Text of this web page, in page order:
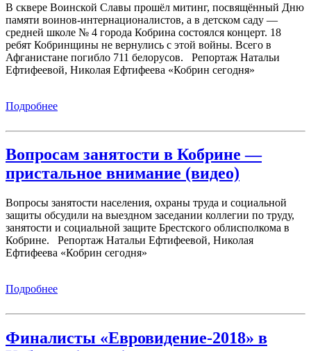
В сквере Воинской Славы прошёл митинг, посвящённый Дню
памяти воинов-интернационалистов, а в детском саду —
средней школе № 4 города Кобрина состоялся концерт. 18
ребят Кобринщины не вернулись с этой войны. Всего в
Афганистане погибло 711 белорусов. Репортаж Натальи
Ефтифеевой, Николая Ефтифеева «Кобрин сегодня»
Подробнее
Вопросам занятости в Кобрине —
пристальное внимание (видео)
Вопросы занятости населения, охраны труда и социальной
защиты обсудили на выездном заседании коллегии по труду,
занятости и социальной защите Брестского облисполкома в
Кобрине. Репортаж Натальи Ефтифеевой, Николая
Ефтифеева «Кобрин сегодня»
Подробнее
Финалисты «Евровидение-2018» в